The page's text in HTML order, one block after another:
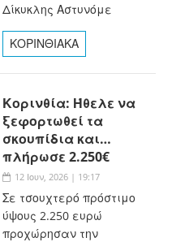
Δίκυκλης Αστυνόμε
ΚΟΡΙΝΘΙΑΚΑ
Κορινθία: Ήθελε να
ξεφορτωθεί τα
σκουπίδια και…
πλήρωσε 2.250€
12 Ιουν, 2026 | 19:17
Σε τσουχτερό πρόστιμο
ύψους 2.250 ευρώ
προχώρησαν την